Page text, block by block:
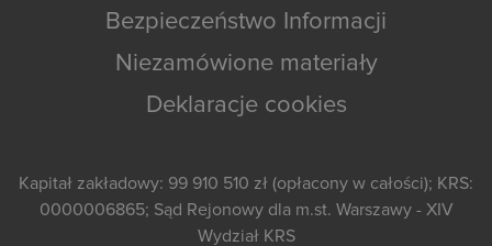
Bezpieczeństwo Informacji
Niezamówione materiały
Deklaracje cookies
Kapitał zakładowy: 99 910 510 zł (opłacony w całości); KRS:
0000006865; Sąd Rejonowy dla m.st. Warszawy - XIV
Wydział KRS